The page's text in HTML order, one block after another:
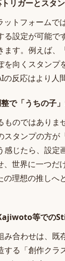
リガーとスタ
ットフォームで
る設定が可能で
ます。例えば
を向くスタン
反応はより人
で「うちの子
のではありま
スタンプの方
感じたら、設定
、世界に一つだ
の理想の推しへ
等での
合わせは、既
する「創作クラ